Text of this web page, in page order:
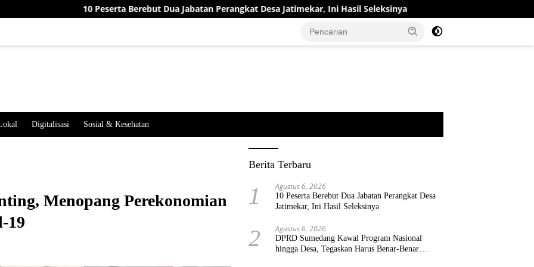
10 Peserta Berebut Dua Jabatan Perangkat Desa Jatimekar, Ini Hasil Seleksinya DPRD Sumedang Kawal Program
Digitalisasi Sosial & Kesehatan
Menopang Perekonomian
19
Berita Terbaru
1 Agustus 6, 2026
10 Peserta Berebut Dua Jabatan Perangkat Desa
Jatimekar, Ini Hasil Seleksinya
2 Agustus 6, 2026
DPRD Sumedang Kawal Program Nasional
hingga Desa, Tegaskan Harus Benar-Benar